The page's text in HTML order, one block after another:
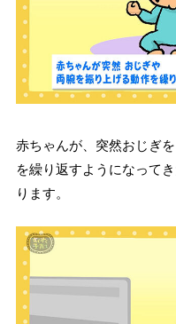
赤ちゃんが、突然おじぎ
を繰り返すようになって
ります。